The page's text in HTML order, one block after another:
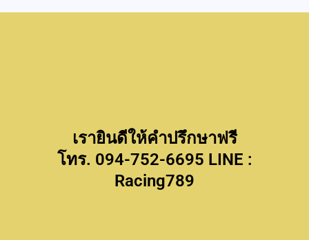
เรายินดีให้คำปรึกษาฟรี
โทร. 094-752-6695 LINE :
Racing789